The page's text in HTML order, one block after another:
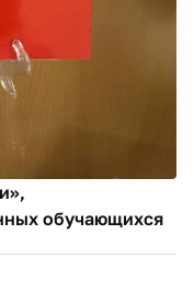
обучающихся